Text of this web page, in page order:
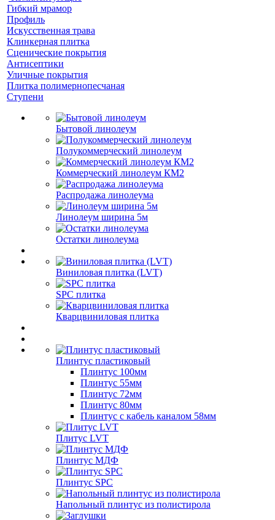
Гибкий мрамор
Профиль
Искусственная трава
Клинкерная плитка
Сценические покрытия
Антисептики
Уличные покрытия
Плитка полимернопесчаная
Ступени
Бытовой линолеум
Полукоммерческий линолеум
Коммерческий линолеум КМ2
Распродажа линолеума
Линолеум ширина 5м
Остатки линолеума
Виниловая плитка (LVT)
SPC плитка
Кварцвиниловая плитка
Плинтус пластиковый
Плинтус 100мм
Плинтус 55мм
Плинтус 72мм
Плинтус 80мм
Плинтус с кабель каналом 58мм
Плитус LVT
Плинтус МДФ
Плинтус SPC
Напольный плинтус из полистирола